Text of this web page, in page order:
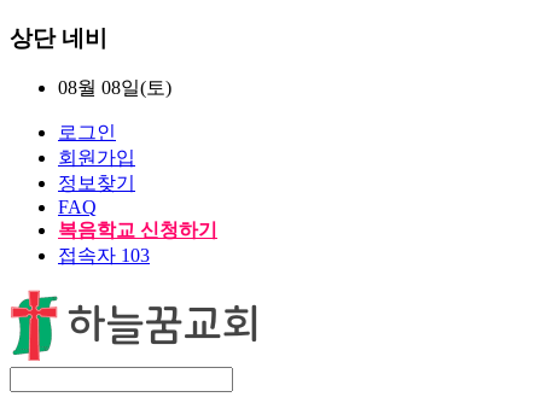
상단 네비
08월 08일(토)
로그인
회원가입
정보찾기
FAQ
복음학교 신청하기
접속자 103